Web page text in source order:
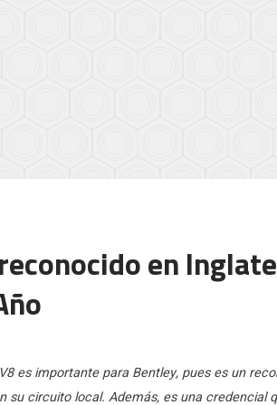
en
es importante para Bentley, pues es un
circuito local. Además, es una credencial